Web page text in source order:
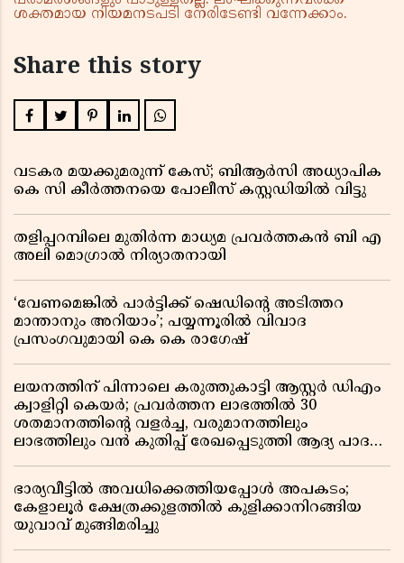
ശക്തമായ നിയമനടപടി നേരിടേണ്ടി വന്നേക്കാം.
Share this story
വടകര മയക്കുമരുന്ന് കേസ്; ബിആർസി അധ്യാപിക
കെ സി കീർത്തനയെ പോലീസ് കസ്റ്റഡിയിൽ വിട്ടു
തളിപ്പറമ്പിലെ മുതിർന്ന മാധ്യമ പ്രവർത്തകൻ ബി എ
അലി മൊഗ്രാൽ നിര്യാതനായി
‘വേണമെങ്കിൽ പാർട്ടിക്ക് ഷെഡിൻ്റെ അടിത്തറ
മാന്താനും അറിയാം’; പയ്യന്നൂരിൽ വിവാദ
പ്രസംഗവുമായി കെ കെ രാഗേഷ്
ലയനത്തിന് പിന്നാലെ കരുത്തുകാട്ടി ആസ്റ്റർ ഡിഎം
ക്വാളിറ്റി കെയർ; പ്രവർത്തന ലാഭത്തിൽ 30
ശതമാനത്തിൻ്റെ വളർച്ച, വരുമാനത്തിലും
ലാഭത്തിലും വൻ കുതിപ്പ് രേഖപ്പെടുത്തി ആദ്യ പാദ
ഭാര്യവീട്ടിൽ അവധിക്കെത്തിയപ്പോൾ അപകടം;
കേളാലൂർ ക്ഷേത്രക്കുളത്തിൽ കുളിക്കാനിറങ്ങിയ
യുവാവ് മുങ്ങിമരിച്ചു